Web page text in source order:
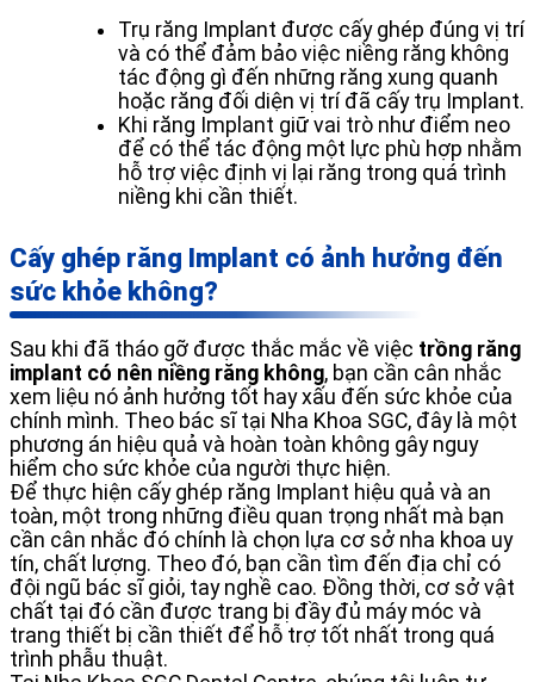
Trụ răng Implant được cấy ghép đúng vị trí
và có thể đảm bảo việc niềng răng không
tác động gì đến những răng xung quanh
hoặc răng đối diện vị trí đã cấy trụ Implant.
Khi răng Implant giữ vai trò như điểm neo
để có thể tác động một lực phù hợp nhằm
hỗ trợ việc định vị lại răng trong quá trình
niềng khi cần thiết.
Cấy ghép răng Implant có ảnh hưởng đến
sức khỏe không?
Sau khi đã tháo gỡ được thắc mắc về việc trồng răng
implant có nên niềng răng không, bạn cần cân nhắc
xem liệu nó ảnh hưởng tốt hay xấu đến sức khỏe của
chính mình. Theo bác sĩ tại Nha Khoa SGC, đây là một
phương án hiệu quả và hoàn toàn không gây nguy
hiểm cho sức khỏe của người thực hiện.
Để thực hiện cấy ghép răng Implant hiệu quả và an
toàn, một trong những điều quan trọng nhất mà bạn
cần cân nhắc đó chính là chọn lựa cơ sở nha khoa uy
tín, chất lượng. Theo đó, bạn cần tìm đến địa chỉ có
đội ngũ bác sĩ giỏi, tay nghề cao. Đồng thời, cơ sở vật
chất tại đó cần được trang bị đầy đủ máy móc và
trang thiết bị cần thiết để hỗ trợ tốt nhất trong quá
trình phẫu thuật.